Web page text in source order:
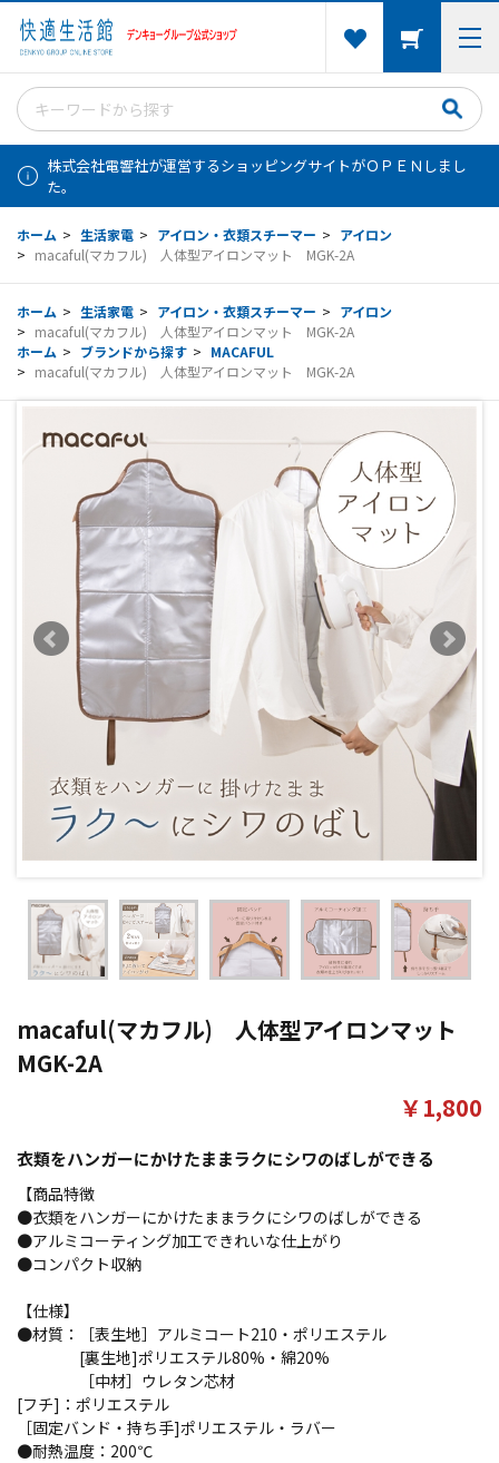
株式会社電響社が運営するショッピングサイトがＯＰＥＮしまし
た。
ホーム > 生活家電 > アイロン・衣類スチーマー > アイロン
> macaful(マカフル) 人体型アイロンマット MGK-2A
ホーム > 生活家電 > アイロン・衣類スチーマー > アイロン
> macaful(マカフル) 人体型アイロンマット MGK-2A
ホーム > ブランドから探す > MACAFUL
> macaful(マカフル) 人体型アイロンマット MGK-2A
macaful(マカフル) 人体型アイロンマット
MGK-2A
衣類をハンガーにかけたままラクにシワのばしができる
￥1,800
【商品特徴
●衣類をハンガーにかけたままラクにシワのばしができる
●アルミコーティング加工できれいな仕上がり
●コンパクト収納
【仕様】
●材質：［表生地］アルミコート210・ポリエステル
[裏生地]ポリエステル80%・綿20%
［中材］ウレタン芯材
[フチ]：ポリエステル
［固定バンド・持ち手]ポリエステル・ラバー
●耐熱温度：200℃